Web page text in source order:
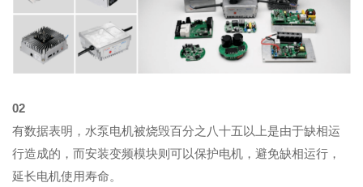
02
有数据表明，水泵电机被烧毁百分之八十五以上是由于缺相运
行造成的，而安装变频模块则可以保护电机，避免缺相运行，
延长电机使用寿命。